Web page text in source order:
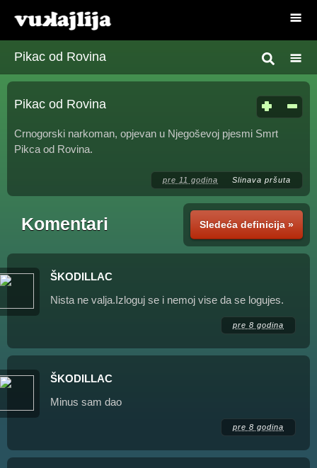
Pikac od Rovina
Pikac od Rovina
Crnogorski narkoman, opjevan u Njegoševoj pjesmi Smrt
Pikca od Rovina.
pre 11 godina Slinava pršuta
Sledeća definicija »
Komentari
ŠKODILLAC
Nista ne valja.Izloguj se i nemoj vise da se logujes.
pre 8 godina
ŠKODILLAC
Minus sam dao
pre 8 godina